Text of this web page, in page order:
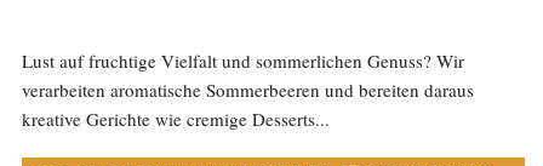
Lust auf fruchtige Vielfalt und sommerlichen Genuss? Wir
verarbeiten aromatische Sommerbeeren und bereiten daraus
kreative Gerichte wie cremige Desserts...